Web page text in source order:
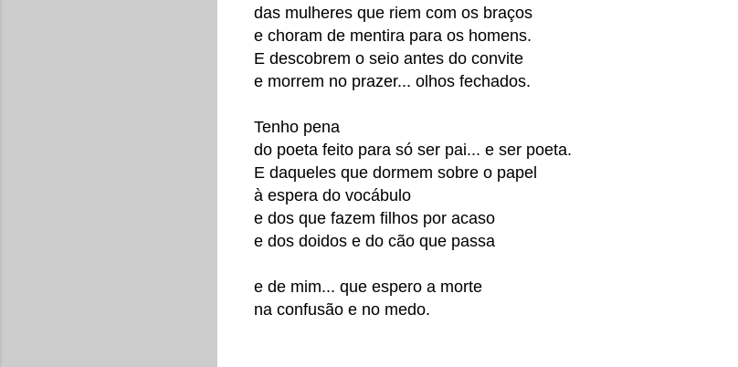
das mulheres que riem com os braços
e choram de mentira para os homens.
E descobrem o seio antes do convite
e morrem no prazer... olhos fechados.
Tenho pena
do poeta feito para só ser pai... e ser poeta.
E daqueles que dormem sobre o papel
à espera do vocábulo
e dos que fazem filhos por acaso
e dos doidos e do cão que passa
e de mim... que espero a morte
na confusão e no medo.